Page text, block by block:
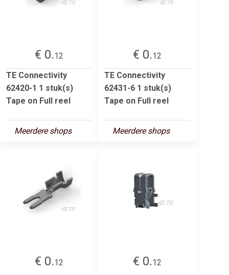
€ 0.12
TE Connectivity
62420-1 1 stuk(s)
Tape on Full reel
Meerdere shops
€ 0.12
TE Connectivity
62431-6 1 stuk(s)
Tape on Full reel
Meerdere shops
€ 0.12
€ 0.12